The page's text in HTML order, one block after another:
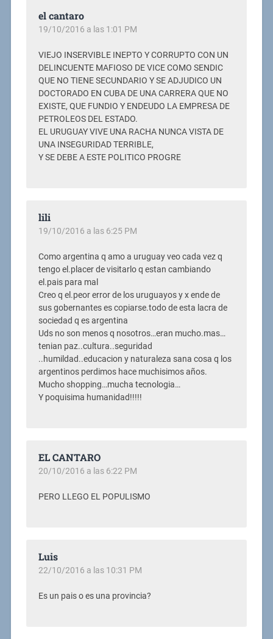
el cantaro
19/10/2016 a las 1:01 PM
VIEJO INSERVIBLE INEPTO Y CORRUPTO CON UN
DELINCUENTE MAFIOSO DE VICE COMO SENDIC
QUE NO TIENE SECUNDARIO Y SE ADJUDICO UN
DOCTORADO EN CUBA DE UNA CARRERA QUE NO
EXISTE, QUE FUNDIO Y ENDEUDO LA EMPRESA DE
PETROLEOS DEL ESTADO.
EL URUGUAY VIVE UNA RACHA NUNCA VISTA DE
UNA INSEGURIDAD TERRIBLE,
Y SE DEBE A ESTE POLITICO PROGRE
lili
19/10/2016 a las 6:25 PM
Como argentina q amo a uruguay veo cada vez q
tengo el.placer de visitarlo q estan cambiando
el.pais para mal
Creo q el.peor error de los uruguayos y x ende de
sus gobernantes es copiarse.todo de esta lacra de
sociedad q es argentina
Uds no son menos q nosotros…eran mucho.mas…
tenian paz..cultura..seguridad
..humildad..educacion y naturaleza sana cosa q los
argentinos perdimos hace muchisimos años.
Mucho shopping…mucha tecnologia…
Y poquisima humanidad!!!!!
EL CANTARO
20/10/2016 a las 6:22 PM
PERO LLEGO EL POPULISMO
Luis
22/10/2016 a las 10:31 PM
Es un pais o es una provincia?